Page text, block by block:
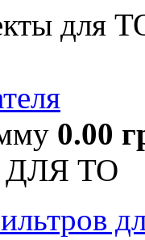
для
0.00
ТО